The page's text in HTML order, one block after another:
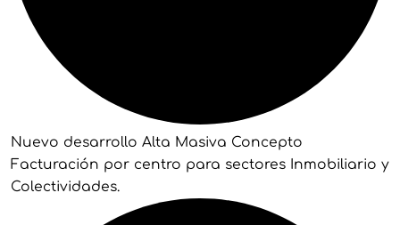
Nuevo desarrollo Alta Masiva Concepto
Facturación por centro para sectores Inmobiliario y
Colectividades.